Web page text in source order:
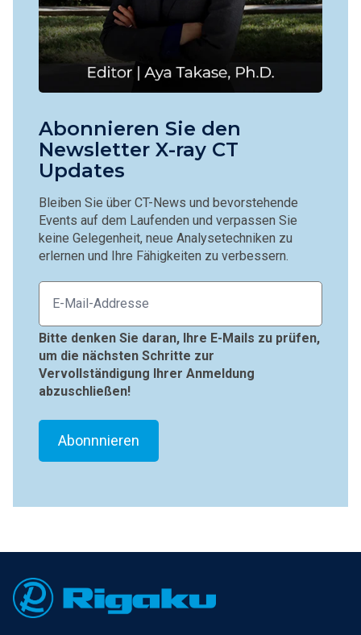
Abonnieren Sie den
Newsletter X-ray CT
Updates
Bleiben Sie über CT-News und bevorstehende
Events auf dem Laufenden und verpassen Sie
keine Gelegenheit, neue Analysetechniken zu
erlernen und Ihre Fähigkeiten zu verbessern.
Bitte denken Sie daran, Ihre E-Mails zu prüfen,
um die nächsten Schritte zur
Vervollständigung Ihrer Anmeldung
abzuschließen!